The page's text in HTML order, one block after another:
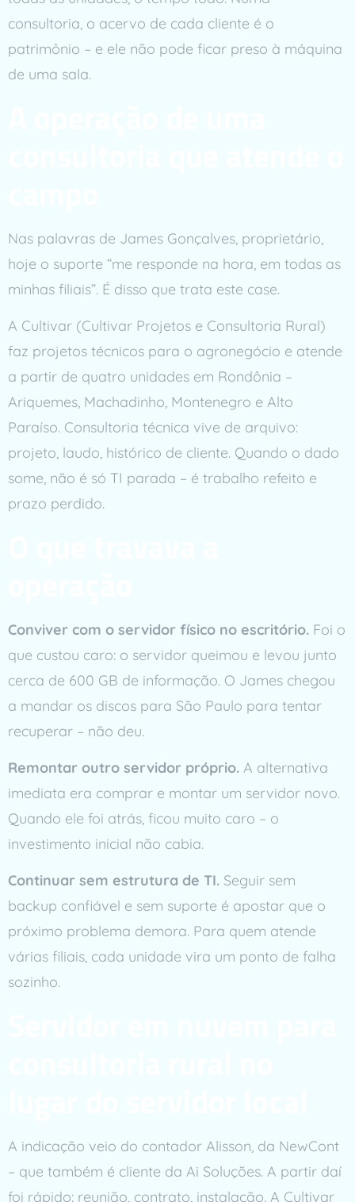
consultoria, o acervo de cada cliente é o
patrimônio – e ele não pode ficar preso à máquina
de uma sala.
Nas palavras de James Gonçalves, proprietário,
hoje o suporte “me responde na hora, em todas as
minhas filiais”. É disso que trata este case.
A Cultivar (Cultivar Projetos e Consultoria Rural)
faz projetos técnicos para o agronegócio e atende
a partir de quatro unidades em Rondônia –
Ariquemes, Machadinho, Montenegro e Alto
Paraíso. Consultoria técnica vive de arquivo:
projeto, laudo, histórico de cliente. Quando o dado
some, não é só TI parada – é trabalho refeito e
prazo perdido.
Conviver com o servidor físico no escritório. Foi o
que custou caro: o servidor queimou e levou junto
cerca de 600 GB de informação. O James chegou
a mandar os discos para São Paulo para tentar
recuperar – não deu.
Remontar outro servidor próprio. A alternativa
imediata era comprar e montar um servidor novo.
Quando ele foi atrás, ficou muito caro – o
investimento inicial não cabia.
Continuar sem estrutura de TI. Seguir sem
backup confiável e sem suporte é apostar que o
próximo problema demora. Para quem atende
várias filiais, cada unidade vira um ponto de falha
sozinho.
A indicação veio do contador Alisson, da NewCont
– que também é cliente da Ai Soluções. A partir daí
foi rápido: reunião, contrato, instalação. A Cultivar